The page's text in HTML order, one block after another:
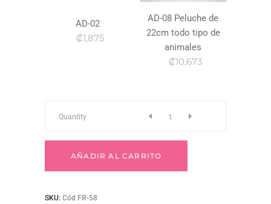
AD-02
₡1,875
AD-08 Peluche de
22cm todo tipo de
animales
₡10,673
Fr-
Quantity
AÑADIR AL CARRITO
SKU: Cód FR-58